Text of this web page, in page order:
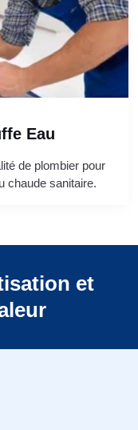
Eau
de plombier pour
chaude sanitaire.
et